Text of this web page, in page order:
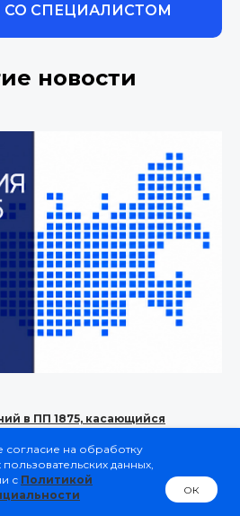
согласие на обработку
данных,
с Политикой
ок
СО СПЕЦИАЛИСТОМ
новости
в ПП 1875, касающийся